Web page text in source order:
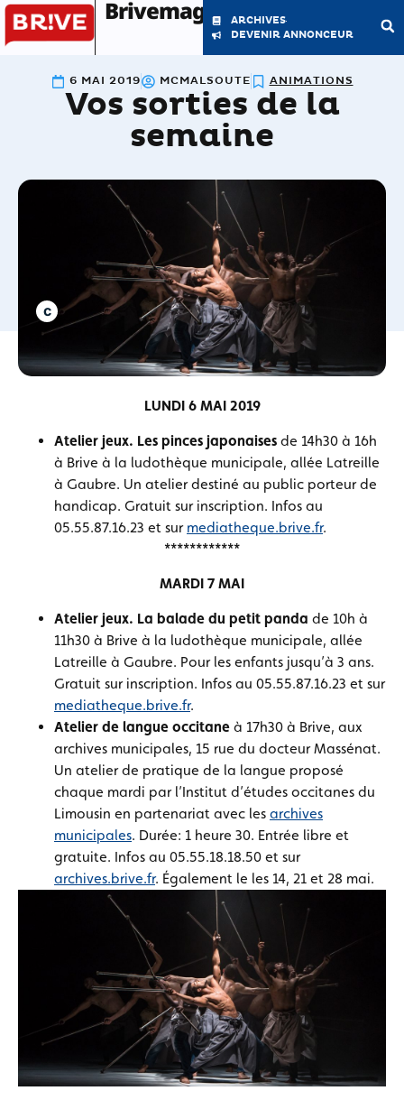
Brivemag'
ARCHIVES
DEVENIR ANNONCEUR
6 MAI 2019 MCMALSOUTE ANIMATIONS
Vos sorties de la
semaine
LUNDI 6 MAI 2019
Atelier jeux. Les pinces japonaises de 14h30 à 16h
à Brive à la ludothèque municipale, allée Latreille
à Gaubre. Un atelier destiné au public porteur de
handicap. Gratuit sur inscription. Infos au
05.55.87.16.23 et sur mediatheque.brive.fr.
************
MARDI 7 MAI
Atelier jeux. La balade du petit panda de 10h à
11h30 à Brive à la ludothèque municipale, allée
Latreille à Gaubre. Pour les enfants jusqu’à 3 ans.
Gratuit sur inscription. Infos au 05.55.87.16.23 et sur
mediatheque.brive.fr.
Atelier de langue occitane à 17h30 à Brive, aux
archives municipales, 15 rue du docteur Massénat.
Un atelier de pratique de la langue proposé
chaque mardi par l’Institut d’études occitanes du
Limousin en partenariat avec les archives
municipales. Durée: 1 heure 30. Entrée libre et
gratuite. Infos au 05.55.18.18.50 et sur
archives.brive.fr. Également le les 14, 21 et 28 mai.